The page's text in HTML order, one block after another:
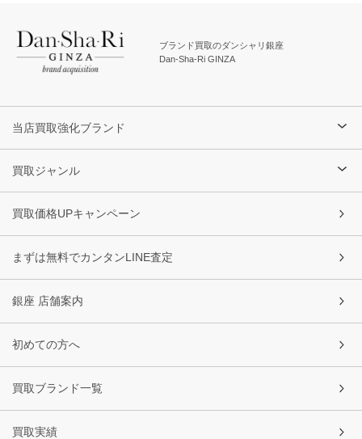
ブランド買取のダンシャリ銀座
Dan-Sha-Ri GINZA
当店買取強化ブランド
買取ジャンル
買取価格UPキャンペーン
まずは無料でカンタンLINE査定
銀座 店舗案内
初めての方へ
買取ブランド一覧
買取実績